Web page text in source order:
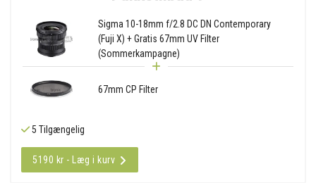
Sigma 10-18mm f/2.8 DC DN Contemporary
(Fuji X) + Gratis 67mm UV Filter
(Sommerkampagne)
67mm CP Filter
5 Tilgængelig
5190 kr - Læg i kurv